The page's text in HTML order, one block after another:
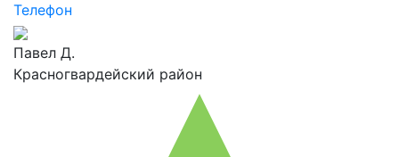
Телефон
Павел Д.
Красногвардейский район